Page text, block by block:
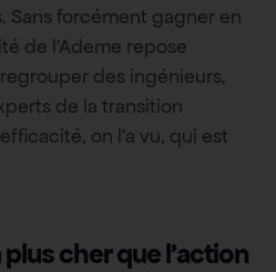
Sans forcément gagner en
de l’Ademe repose
des ingénieurs,
de la transition
on l’a vu, qui est
cher que l’action